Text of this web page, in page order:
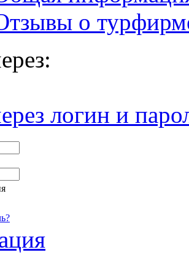
о
логин и